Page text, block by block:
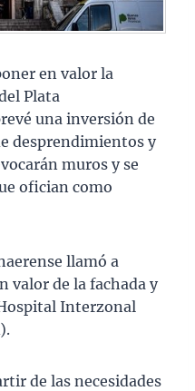
en valor la
Plata
una inversión de
desprendimientos y
muros y se
ofician como
llamó a
valor de la fachada y
Interzonal
de las necesidades